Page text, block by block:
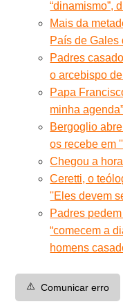
“dinamismo”,
Mais da
País de Gales
Padres
o arcebispo
Papa
minha
Bergoglio
os recebe em
Chegou a
Ceretti, o
''Eles devem
Padres
“comecem a
homens
⚠️ Comunicar erro